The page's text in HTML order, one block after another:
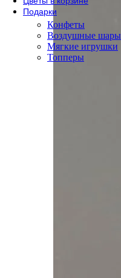
Подарки
Конфеты
Воздушные шары
Мягкие игрушки
Топперы